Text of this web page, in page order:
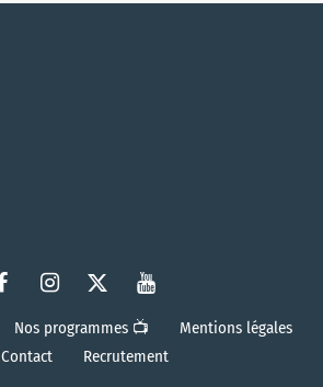
Nos programmes 📺
Mentions légales
Contact
Recrutement